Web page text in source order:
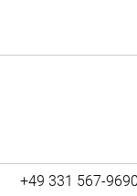
+49 331 567-9690